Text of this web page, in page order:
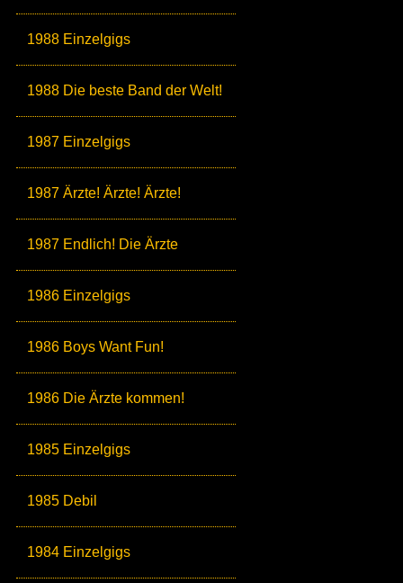
1988 Einzelgigs
1988 Die beste Band der Welt!
1987 Einzelgigs
1987 Ärzte! Ärzte! Ärzte!
1987 Endlich! Die Ärzte
1986 Einzelgigs
1986 Boys Want Fun!
1986 Die Ärzte kommen!
1985 Einzelgigs
1985 Debil
1984 Einzelgigs